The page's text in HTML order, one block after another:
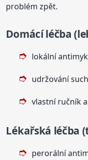
problém zpět.
Domácí léčba
lokální
udržování
vlastní ručník
Lékařská léčba
perorální